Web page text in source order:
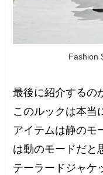
Fashion
最後に紹介するの
このルックは本当
アイテムは静のモ
は動のモードだと
テーラードジャケ